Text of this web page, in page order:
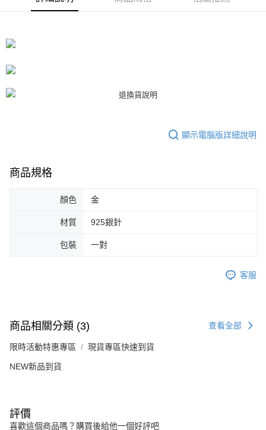
客戶支援中心」https://netprotections.freshdesk.com/support/home
１．透過由恩沛科技股份有限公司提供之「AFTEE先享後付」服務完成之交
２．關於個人資料處理事宜，請瀏覽以下網址：
３．未成年的使用者請事先徵得法定代理人或監護人之同意方可使用
４．使用「AFTEE先享後付」時，將依據個別帳號之用戶狀況，依本公司即
時審查核予不同之上限額度；若仍有額度不足之情形，本公司將視審查結果
恩沛科技股份有限公司將有權停止該用戶之使用額度並採取法律行動。
顯示電腦版詳細說明
商品規格
顏色 金
材質 925銀針
包裝 一對
客服
商品相關分類 (3) 查看全部
限時活動特惠專區 現貨專區快速到貨
NEW新品到貨
評價
喜歡這個商品嗎？購買後給他一個好評吧